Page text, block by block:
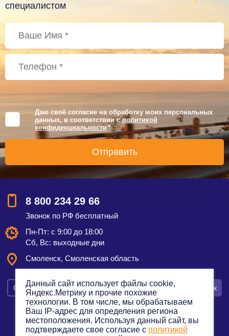
специалистом
Даю своё согласие на обработку моих персональных
данных, в соответствии сполитикой
конфиденциальности *
8 800 234 29 66
Звонок по РФ бесплатный
Пн-Пт: с 9:00 до 18:00
Сб, Вс: выходные дни
Смоленск, Смоленская область
Смотреть на карте Оставить заявку Заказать звонок
Данный сайт использует файлы cookie,
Яндекс.Метрику и прочие похожие
технологии. В том числе, мы обрабатываем
Ваш IP-адрес для определения региона
местоположения. Используя данный сайт, вы
подтверждаете свое согласие с политикой